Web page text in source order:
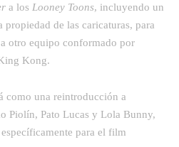
a los Looney Toons, incluyendo un
propiedad de las caricaturas, para
otro equipo conformado por
Kong.
como una reintroducción a
Piolín, Pato Lucas y Lola Bunny,
para el film